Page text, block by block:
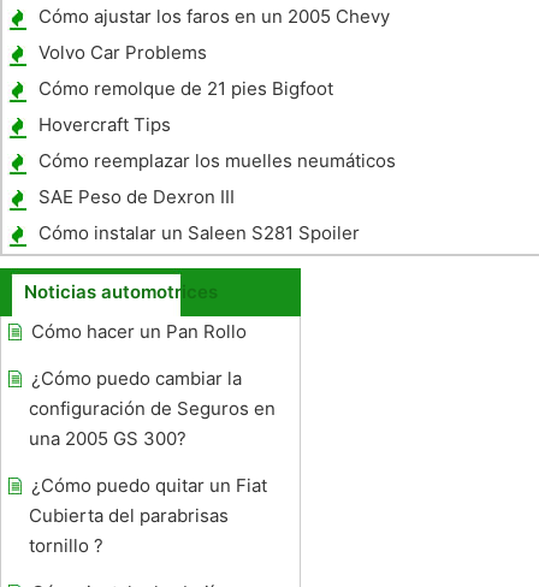
Cómo ajustar los faros en un 2005 Chevy
Malibu
Volvo Car Problems
Cómo remolque de 21 pies Bigfoot
remolque con un Chevy Silverado
Hovercraft Tips
Cómo reemplazar los muelles neumáticos
en una expedición de 98
SAE Peso de Dexron III
Cómo instalar un Saleen S281 Spoiler
trasero
Noticias automotrices
Cómo hacer un Pan Rollo
¿Cómo puedo cambiar la
configuración de Seguros en
una 2005 GS 300?
¿Cómo puedo quitar un Fiat
Cubierta del parabrisas
tornillo ?